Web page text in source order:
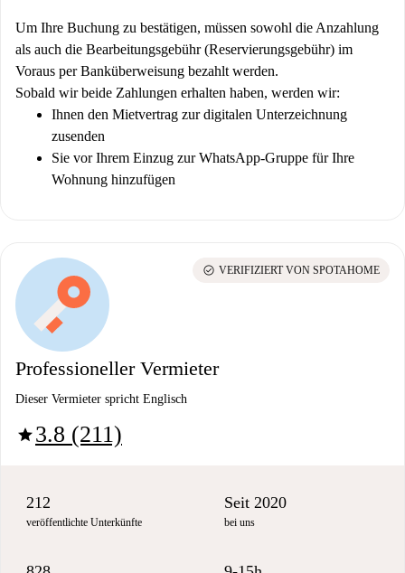
Um Ihre Buchung zu bestätigen, müssen sowohl die Anzahlung
als auch die Bearbeitungsgebühr (Reservierungsgebühr) im
Voraus per Banküberweisung bezahlt werden.
Sobald wir beide Zahlungen erhalten haben, werden wir:
Ihnen den Mietvertrag zur digitalen Unterzeichnung
zusenden
Sie vor Ihrem Einzug zur WhatsApp-Gruppe für Ihre
Wohnung hinzufügen
Professioneller Vermieter
Dieser Vermieter spricht Englisch
star3.8 (211)
check_circle VERIFIZIERT VON SPOTAHOME
212
veröffentlichte Unterkünfte
Seit 2020
bei uns